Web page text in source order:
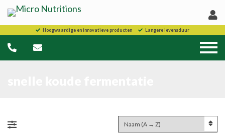
Hoogwaardige en innovatieve producten Langere levensduur